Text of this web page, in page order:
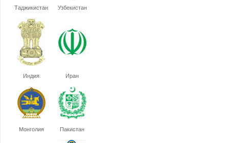
Таджикистан Узбекистан
Индия Иран
Монголия Пакистан